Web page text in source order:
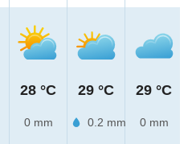
28 °C
0 mm
29 °C
0.2 mm
29 °C
0 mm